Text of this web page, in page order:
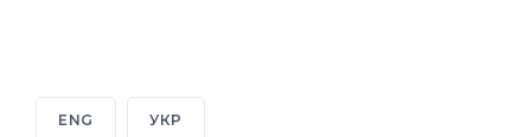
ENG УКР